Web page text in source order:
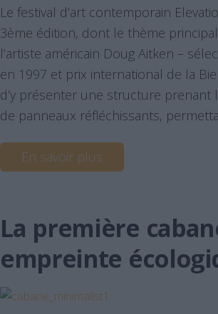
Le festival d’art contemporain
3ème édition, dont le thème
l’artiste américain Doug Aitken –
en 1997 et prix international de la
d’y présenter une structure prenant
de panneaux réfléchissants,
En savoir plus
La première
empreinte